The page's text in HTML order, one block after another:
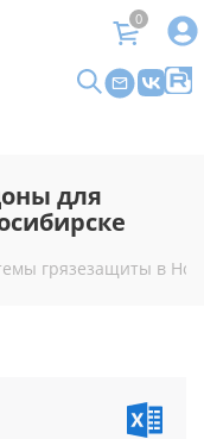
0
для
грязезащиты в